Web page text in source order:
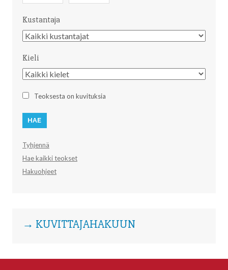
Kustantaja
Kustantaja
Kieli
Kieli
Teoksesta on kuvituksia
Tyhjennä
Hae kaikki teokset
Hakuohjeet
→ KUVITTAJAHAKUUN